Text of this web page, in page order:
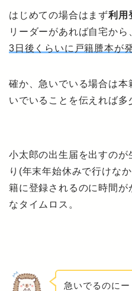
はじめての場合はまず利用
リーダーがあれば自宅から
3日後くらいに戸籍謄本が
確か、急いでいる場合は本
いでいることを伝えれば
小太郎の出生届を出すの
り(年末年始休みで行けな
籍に登録されるのに時間が
なタイムロス。
急いでるのにー